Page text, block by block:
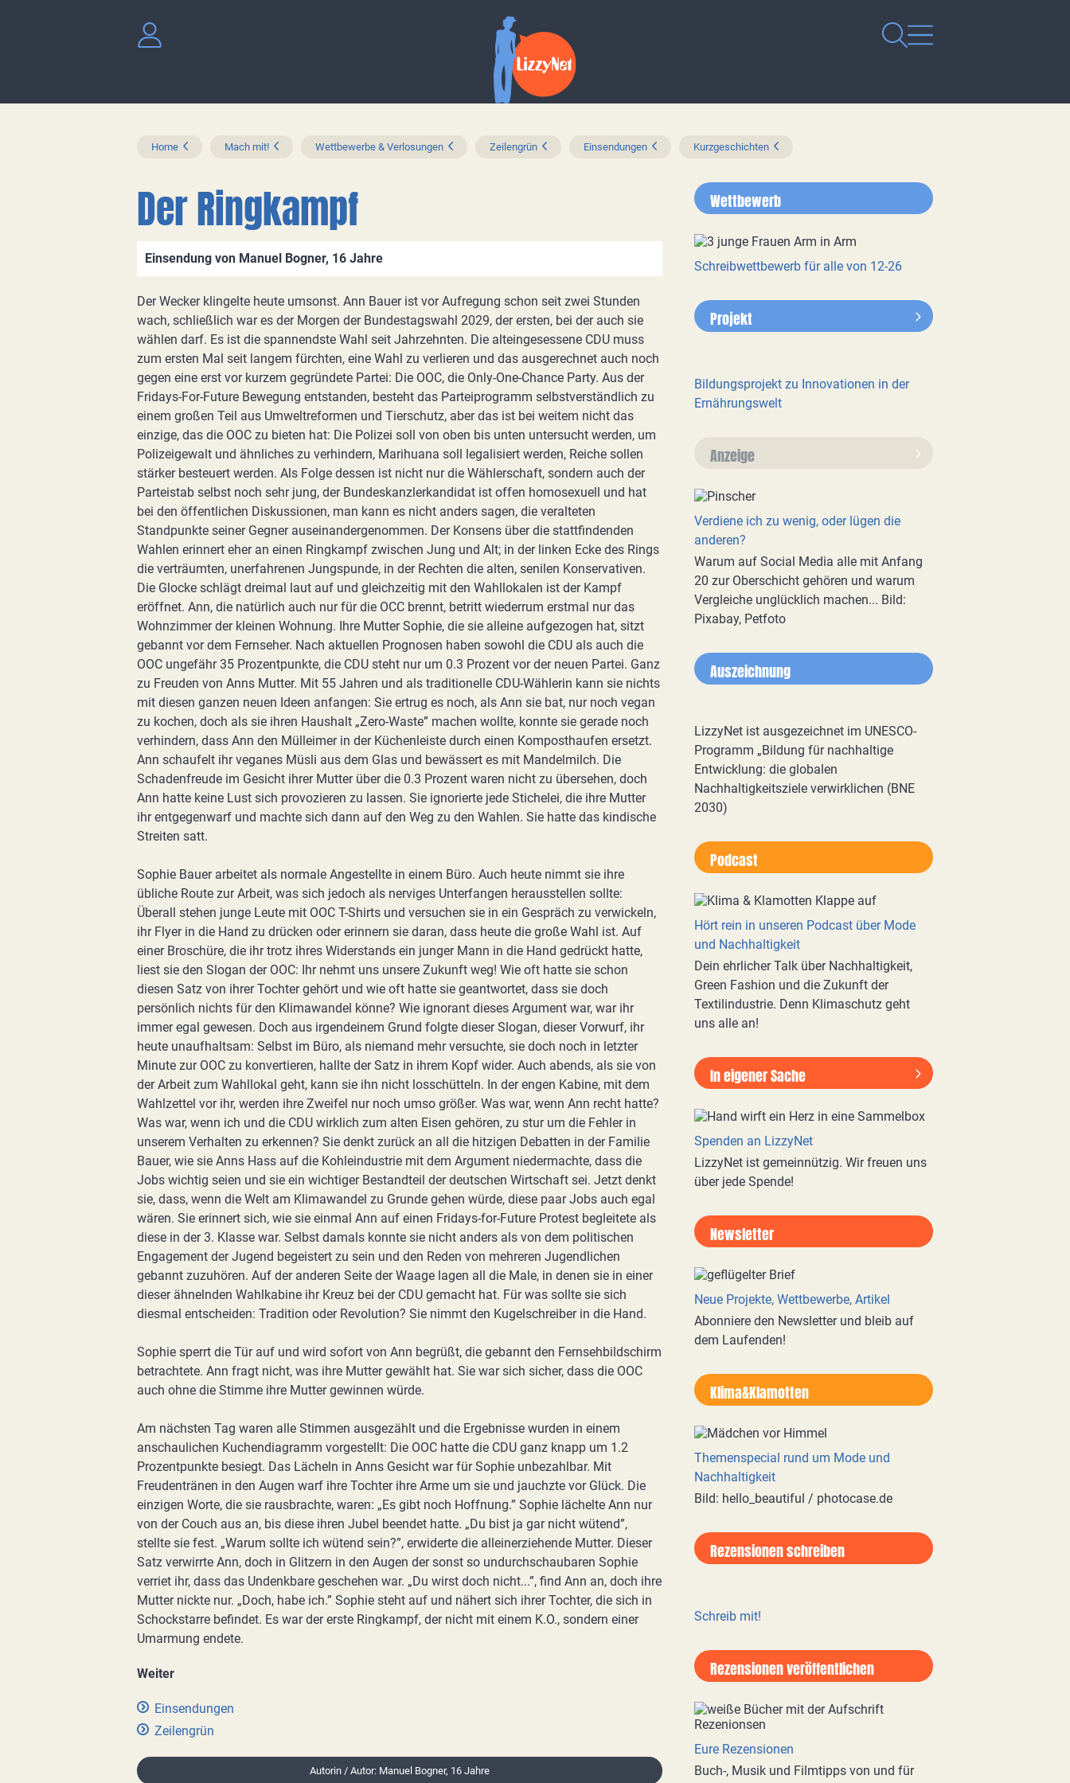
Home Mach mit! Wettbewerbe & Verlosungen Zeilengrün Einsendungen Kurzgeschichten
Der Ringkampf
Einsendung von Manuel Bogner, 16 Jahre
Der Wecker klingelte heute umsonst. Ann Bauer ist vor Aufregung schon seit zwei Stunden
wach, schließlich war es der Morgen der Bundestagswahl 2029, der ersten, bei der auch sie
wählen darf. Es ist die spannendste Wahl seit Jahrzehnten. Die alteingesessene CDU muss
zum ersten Mal seit langem fürchten, eine Wahl zu verlieren und das ausgerechnet auch noch
gegen eine erst vor kurzem gegründete Partei: Die OOC, die Only-One-Chance Party. Aus der
Fridays-For-Future Bewegung entstanden, besteht das Parteiprogramm selbstverständlich zu
einem großen Teil aus Umweltreformen und Tierschutz, aber das ist bei weitem nicht das
einzige, das die OOC zu bieten hat: Die Polizei soll von oben bis unten untersucht werden, um
Polizeigewalt und ähnliches zu verhindern, Marihuana soll legalisiert werden, Reiche sollen
stärker besteuert werden. Als Folge dessen ist nicht nur die Wählerschaft, sondern auch der
Parteistab selbst noch sehr jung, der Bundeskanzlerkandidat ist offen homosexuell und hat
bei den öffentlichen Diskussionen, man kann es nicht anders sagen, die veralteten
Standpunkte seiner Gegner auseinandergenommen. Der Konsens über die stattfindenden
Wahlen erinnert eher an einen Ringkampf zwischen Jung und Alt; in der linken Ecke des Rings
die verträumten, unerfahrenen Jungspunde, in der Rechten die alten, senilen Konservativen.
Die Glocke schlägt dreimal laut auf und gleichzeitig mit den Wahllokalen ist der Kampf
eröffnet. Ann, die natürlich auch nur für die OCC brennt, betritt wiederrum erstmal nur das
Wohnzimmer der kleinen Wohnung. Ihre Mutter Sophie, die sie alleine aufgezogen hat, sitzt
gebannt vor dem Fernseher. Nach aktuellen Prognosen haben sowohl die CDU als auch die
OOC ungefähr 35 Prozentpunkte, die CDU steht nur um 0.3 Prozent vor der neuen Partei. Ganz
zu Freuden von Anns Mutter. Mit 55 Jahren und als traditionelle CDU-Wählerin kann sie nichts
mit diesen ganzen neuen Ideen anfangen: Sie ertrug es noch, als Ann sie bat, nur noch vegan
zu kochen, doch als sie ihren Haushalt „Zero-Waste” machen wollte, konnte sie gerade noch
verhindern, dass Ann den Mülleimer in der Küchenleiste durch einen Komposthaufen ersetzt.
Ann schaufelt ihr veganes Müsli aus dem Glas und bewässert es mit Mandelmilch. Die
Schadenfreude im Gesicht ihrer Mutter über die 0.3 Prozent waren nicht zu übersehen, doch
Ann hatte keine Lust sich provozieren zu lassen. Sie ignorierte jede Stichelei, die ihre Mutter
ihr entgegenwarf und machte sich dann auf den Weg zu den Wahlen. Sie hatte das kindische
Streiten satt.
Sophie Bauer arbeitet als normale Angestellte in einem Büro. Auch heute nimmt sie ihre
übliche Route zur Arbeit, was sich jedoch als nerviges Unterfangen herausstellen sollte:
Überall stehen junge Leute mit OOC T-Shirts und versuchen sie in ein Gespräch zu verwickeln,
ihr Flyer in die Hand zu drücken oder erinnern sie daran, dass heute die große Wahl ist. Auf
einer Broschüre, die ihr trotz ihres Widerstands ein junger Mann in die Hand gedrückt hatte,
liest sie den Slogan der OOC: Ihr nehmt uns unsere Zukunft weg! Wie oft hatte sie schon
diesen Satz von ihrer Tochter gehört und wie oft hatte sie geantwortet, dass sie doch
persönlich nichts für den Klimawandel könne? Wie ignorant dieses Argument war, war ihr
immer egal gewesen. Doch aus irgendeinem Grund folgte dieser Slogan, dieser Vorwurf, ihr
heute unaufhaltsam: Selbst im Büro, als niemand mehr versuchte, sie doch noch in letzter
Minute zur OOC zu konvertieren, hallte der Satz in ihrem Kopf wider. Auch abends, als sie von
der Arbeit zum Wahllokal geht, kann sie ihn nicht losschütteln. In der engen Kabine, mit dem
Wahlzettel vor ihr, werden ihre Zweifel nur noch umso größer. Was war, wenn Ann recht hatte?
Was war, wenn ich und die CDU wirklich zum alten Eisen gehören, zu stur um die Fehler in
unserem Verhalten zu erkennen? Sie denkt zurück an all die hitzigen Debatten in der Familie
Bauer, wie sie Anns Hass auf die Kohleindustrie mit dem Argument niedermachte, dass die
Jobs wichtig seien und sie ein wichtiger Bestandteil der deutschen Wirtschaft sei. Jetzt denkt
sie, dass, wenn die Welt am Klimawandel zu Grunde gehen würde, diese paar Jobs auch egal
wären. Sie erinnert sich, wie sie einmal Ann auf einen Fridays-for-Future Protest begleitete als
diese in der 3. Klasse war. Selbst damals konnte sie nicht anders als von dem politischen
Engagement der Jugend begeistert zu sein und den Reden von mehreren Jugendlichen
gebannt zuzuhören. Auf der anderen Seite der Waage lagen all die Male, in denen sie in einer
dieser ähnelnden Wahlkabine ihr Kreuz bei der CDU gemacht hat. Für was sollte sie sich
diesmal entscheiden: Tradition oder Revolution? Sie nimmt den Kugelschreiber in die Hand.
Sophie sperrt die Tür auf und wird sofort von Ann begrüßt, die gebannt den Fernsehbildschirm
betrachtete. Ann fragt nicht, was ihre Mutter gewählt hat. Sie war sich sicher, dass die OOC
auch ohne die Stimme ihre Mutter gewinnen würde.
Am nächsten Tag waren alle Stimmen ausgezählt und die Ergebnisse wurden in einem
anschaulichen Kuchendiagramm vorgestellt: Die OOC hatte die CDU ganz knapp um 1.2
Prozentpunkte besiegt. Das Lächeln in Anns Gesicht war für Sophie unbezahlbar. Mit
Freudentränen in den Augen warf ihre Tochter ihre Arme um sie und jauchzte vor Glück. Die
einzigen Worte, die sie rausbrachte, waren: „Es gibt noch Hoffnung.” Sophie lächelte Ann nur
von der Couch aus an, bis diese ihren Jubel beendet hatte. „Du bist ja gar nicht wütend”,
stellte sie fest. „Warum sollte ich wütend sein?”, erwiderte die alleinerziehende Mutter. Dieser
Satz verwirrte Ann, doch in Glitzern in den Augen der sonst so undurchschaubaren Sophie
verriet ihr, dass das Undenkbare geschehen war. „Du wirst doch nicht...”, find Ann an, doch ihre
Mutter nickte nur. „Doch, habe ich.” Sophie steht auf und nähert sich ihrer Tochter, die sich in
Schockstarre befindet. Es war der erste Ringkampf, der nicht mit einem K.O., sondern einer
Umarmung endete.
Weiter
Einsendungen
Zeilengrün
Autorin / Autor: Manuel Bogner, 16 Jahre
Wettbewerb
Schreibwettbewerb für alle von 12-26
Projekt
Bildungsprojekt zu Innovationen in der
Ernährungswelt
Anzeige
Verdiene ich zu wenig, oder lügen die
anderen?
Warum auf Social Media alle mit Anfang
20 zur Oberschicht gehören und warum
Vergleiche unglücklich machen... Bild:
Pixabay, Petfoto
Auszeichnung
LizzyNet ist ausgezeichnet im UNESCO-
Programm „Bildung für nachhaltige
Entwicklung: die globalen
Nachhaltigkeitsziele verwirklichen (BNE
2030)
Podcast
Hört rein in unseren Podcast über Mode
und Nachhaltigkeit
Dein ehrlicher Talk über Nachhaltigkeit,
Green Fashion und die Zukunft der
Textilindustrie. Denn Klimaschutz geht
uns alle an!
In eigener Sache
Spenden an LizzyNet
LizzyNet ist gemeinnützig. Wir freuen uns
über jede Spende!
Newsletter
Neue Projekte, Wettbewerbe, Artikel
Abonniere den Newsletter und bleib auf
dem Laufenden!
Klima&Klamotten
Themenspecial rund um Mode und
Nachhaltigkeit
Bild: hello_beautiful / photocase.de
Rezensionen schreiben
Schreib mit!
Rezensionen veröffentlichen
Eure Rezensionen
Buch-, Musik und Filmtipps von und für